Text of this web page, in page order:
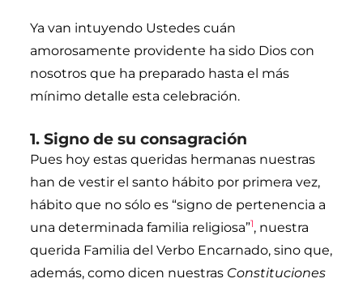
Ya van intuyendo Ustedes cuán
amorosamente providente ha sido Dios con
nosotros que ha preparado hasta el más
mínimo detalle esta celebración.
1. Signo de su consagración
Pues hoy estas queridas hermanas nuestras
han de vestir el santo hábito por primera vez,
hábito que no sólo es “signode pertenencia a
una determinada familia religiosa”1, nuestra
querida Familia del Verbo Encarnado, sino que,
además, como dicen nuestras Constituciones